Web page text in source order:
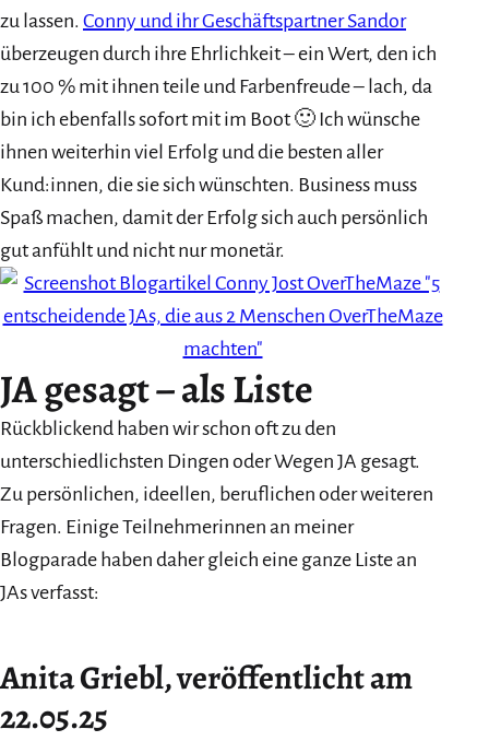
zu lassen. Conny und ihr Geschäftspartner Sandor
überzeugen durch ihre Ehrlichkeit – ein Wert, den ich
zu 100 % mit ihnen teile und Farbenfreude – lach, da
bin ich ebenfalls sofort mit im Boot 🙂 Ich wünsche
ihnen weiterhin viel Erfolg und die besten aller
Kund:innen, die sie sich wünschten. Business muss
Spaß machen, damit der Erfolg sich auch persönlich
gut anfühlt und nicht nur monetär.
JA gesagt – als Liste
Rückblickend haben wir schon oft zu den
unterschiedlichsten Dingen oder Wegen JA gesagt.
Zu persönlichen, ideellen, beruflichen oder weiteren
Fragen. Einige Teilnehmerinnen an meiner
Blogparade haben daher gleich eine ganze Liste an
JAs verfasst:
Anita Griebl, veröffentlicht am
22.05.25